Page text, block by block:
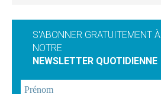
S'ABONNER GRATUITEMENT À
NOTRE
NEWSLETTER QUOTIDIENNE